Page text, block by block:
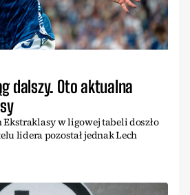
dalszy. Oto aktualna
Ekstraklasy w ligowej tabeli doszło
lidera pozostał jednak Lech